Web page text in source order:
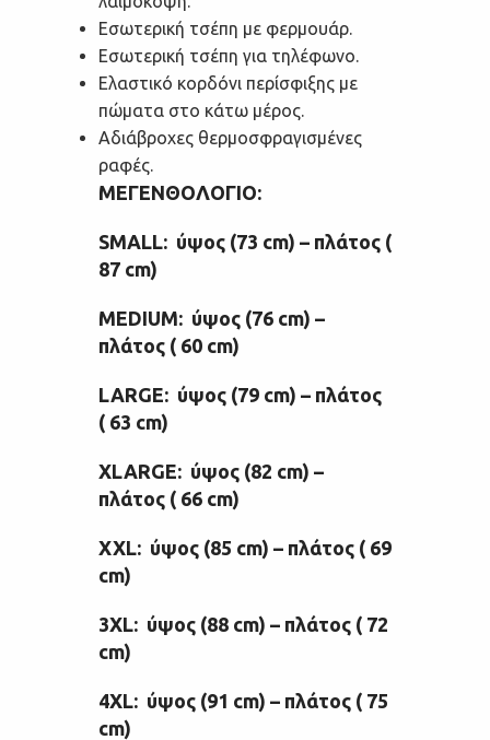
Εσωτερική τσέπη με φερμουάρ.
Εσωτερική τσέπη για τηλέφωνο.
Ελαστικό κορδόνι περίσφιξης με
πώματα στο κάτω μέρος.
Αδιάβροχες θερμοσφραγισμένες
ραφές.
ΜΕΓΕΝΘΟΛΟΓΙΟ:
SMALL: ύψος (73 cm) – πλάτος (
87 cm)
MEDIUM: ύψος (76 cm) –
πλάτος ( 60 cm)
LARGE: ύψος (79 cm) – πλάτος
( 63 cm)
XLARGE: ύψος (82 cm) –
πλάτος ( 66 cm)
XXL: ύψος (85 cm) – πλάτος ( 69
cm)
3XL: ύψος (88 cm) – πλάτος ( 72
cm)
4XL: ύψος (91 cm) – πλάτος ( 75
cm)